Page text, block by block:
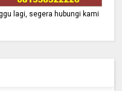
lagi, segera hubungi kami